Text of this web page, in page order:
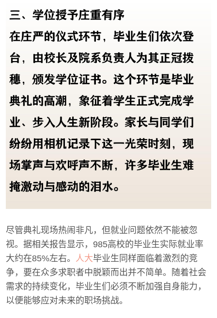
尽管典礼现场热闹非凡，但就业问题依然不能被忽
视。据相关报告显示，985高校的毕业生实际就业率
大约在85%左右。 人大毕业生同样面临着激烈的竞
争，要在众多求职者中脱颖而出并不简单。随着社会
需求的持续变化，毕业生们必须不断加强自身能力，
以便能够应对未来的职场挑战。